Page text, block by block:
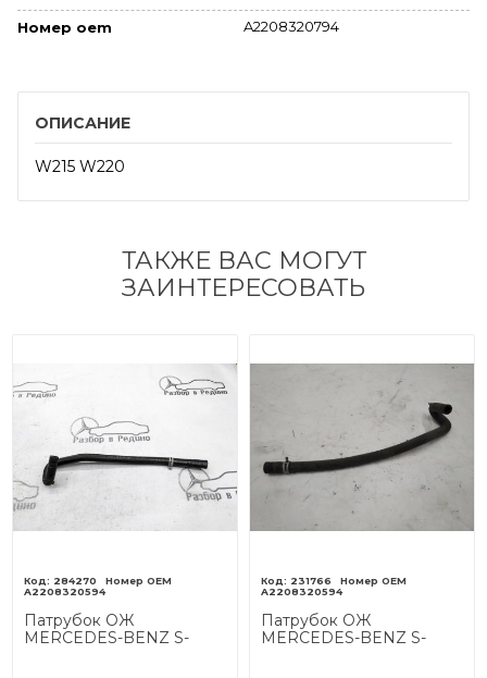
Номер oem A2208320794
ОПИСАНИЕ
W215 W220
ТАКЖЕ ВАС МОГУТ
ЗАИНТЕРЕСОВАТЬ
284270
A2208320594
Патрубок ОЖ
MERCEDES-BENZ S-
231766
A2208320594
Патрубок ОЖ
MERCEDES-BENZ S-